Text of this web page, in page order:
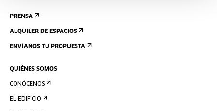
PRENSA
ALQUILER DE ESPACIOS
ENVÍANOS TU PROPUESTA
QUIÉNES SOMOS
CONÓCENOS
EL EDIFICIO